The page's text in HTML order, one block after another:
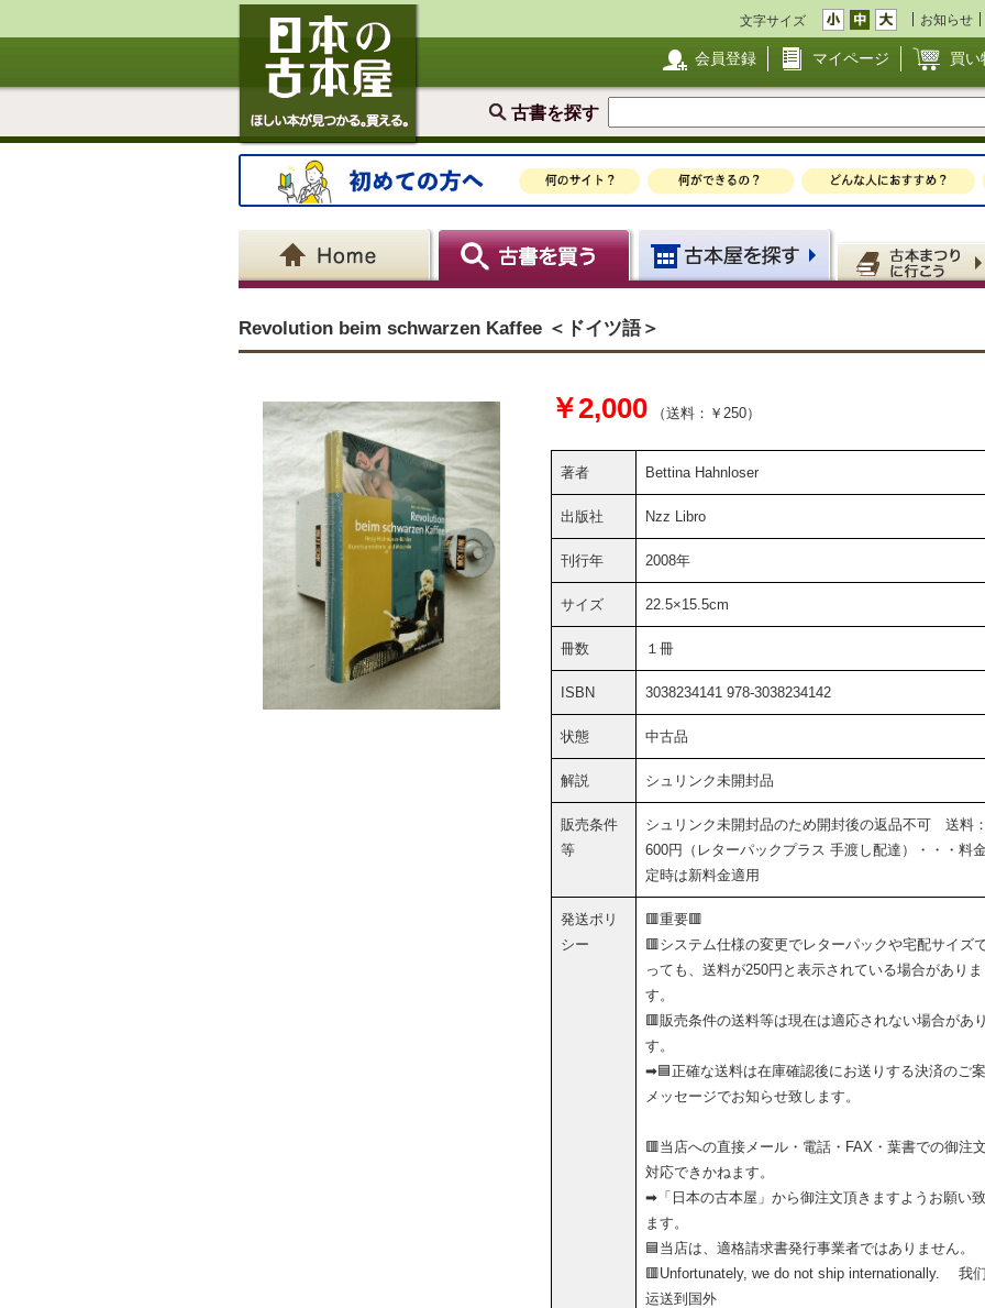
文字サイズ お知らせ
会員登録 マイページ 買い
古書を探す
Revolution beim schwarzen Kaffee ＜ドイツ語＞
￥2,000 （送料：￥250）
著者 Bettina Hahnloser
出版社 Nzz Libro
刊行年 2008年
サイズ 22.5×15.5cm
冊数 １冊
ISBN 3038234141 978-3038234142
状態 中古品
解説 シュリンク未開封品
販売条件
等
シュリンク未開封品のため開封後の返品不可 送料：
600円（レターパックプラス 手渡し配達）・・・料
定時は新料金適用
発送ポリ
シー
🟥重要🟥
🟥システム仕様の変更でレターパックや宅配サイズ
っても、送料が250円と表示されている場合がありま
す。
🟥販売条件の送料等は現在は適応されない場合があ
す。
➡🟦正確な送料は在庫確認後にお送りする決済のご
メッセージでお知らせ致します。
🟥当店への直接メール・電話・FAX・葉書での御注
対応できかねます。
➡「日本の古本屋」から御注文頂きますようお願い
ます。
🟦当店は、適格請求書発行事業者ではありません。
🟥Unfortunately, we do not ship internationally. 我
运送到国外